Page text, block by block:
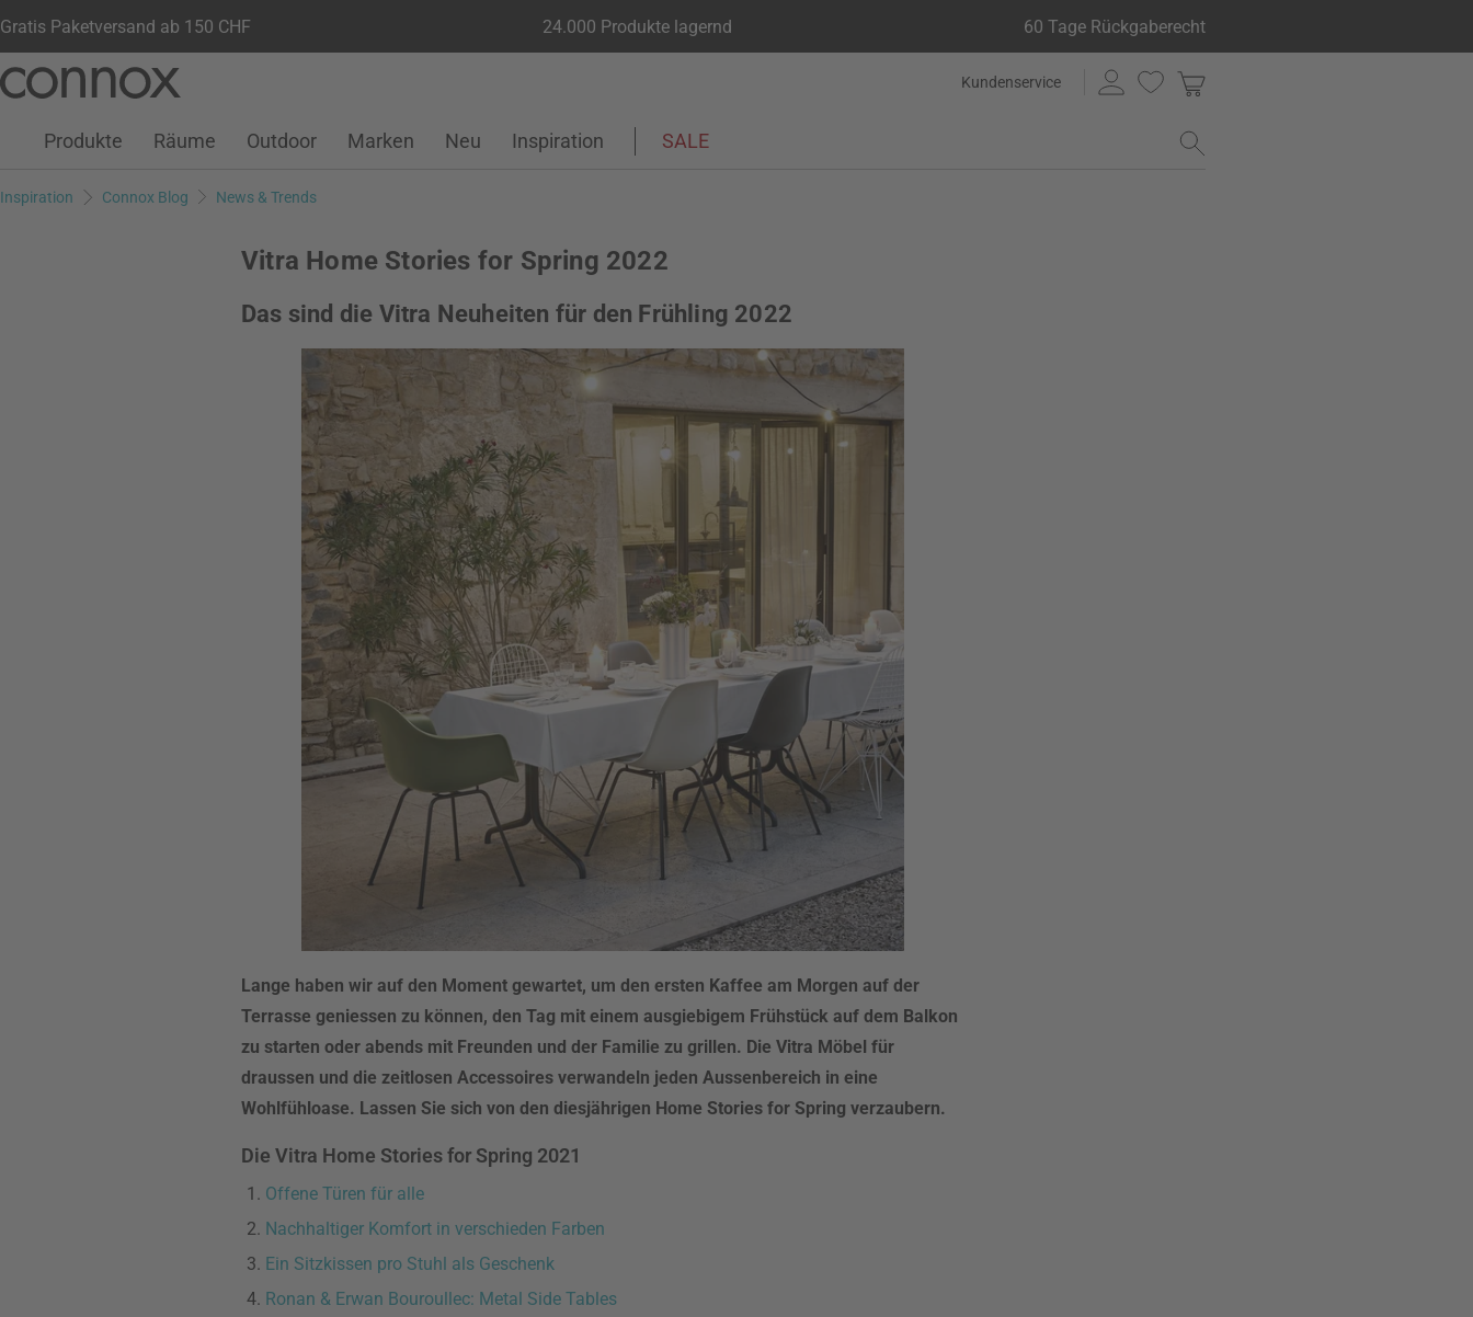
Gratis Paketversand ab 150 CHF 24.000 Produkte lagernd 60 Tage Rückgaberecht
Seiteninhalt
Suchfeld
Kundenservice
Kundenkonto
Wunschliste
Warenkorb
Produkte Räume Outdoor Marken Neu Inspiration SALE
Inspiration Connox Blog News & Trends
Vitra Home Stories for Spring 2022
Das sind die Vitra Neuheiten für den Frühling 2022
Lange haben wir auf den Moment gewartet, um den ersten Kaffee am Morgen auf der
Terrasse geniessen zu können, den Tag mit einem ausgiebigem Frühstück auf dem Balkon
zu starten oder abends mit Freunden und der Familie zu grillen. Die Vitra Möbel für
draussen und die zeitlosen Accessoires verwandeln jeden Aussenbereich in eine
Wohlfühloase. Lassen Sie sich von den diesjährigen Home Stories for Spring verzaubern.
Die Vitra Home Stories for Spring 2021
Offene Türen für alle
Nachhaltiger Komfort in verschieden Farben
Ein Sitzkissen pro Stuhl als Geschenk
Ronan & Erwan Bouroullec: Metal Side Tables